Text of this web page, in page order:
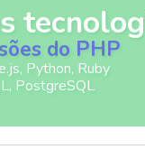
do PHP
Python, Ruby
PostgreSQL